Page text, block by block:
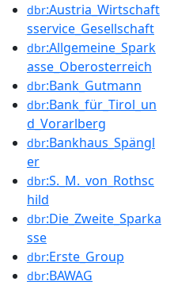
dbr:Austria_Wirtschaft
sservice_Gesellschaft
dbr:Allgemeine_Spark
asse_Oberosterreich
dbr:Bank_Gutmann
dbr:Bank_für_Tirol_un
d_Vorarlberg
dbr:Bankhaus_Spängl
er
dbr:S._M._von_Rothsc
hild
dbr:Die_Zweite_Sparka
sse
dbr:Erste_Group
dbr:BAWAG